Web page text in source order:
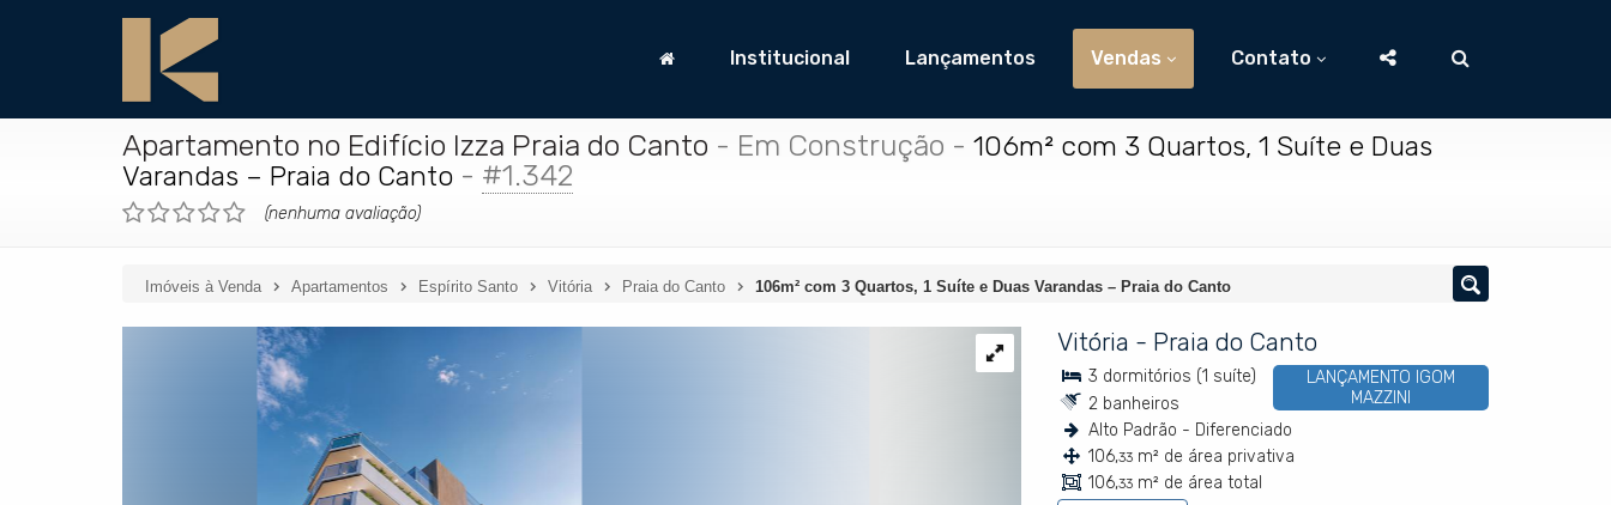
Institucional Lançamentos Vendas Contato
Apartamento no Edifício Izza Praia do Canto - Em Construção - 106m² com 3 Quartos, 1 Suíte e Duas
Varandas – Praia do Canto - #1.342
(nenhuma avaliação)
Imóveis à Venda Apartamentos Espírito Santo Vitória Praia do Canto 106m² com 3 Quartos, 1 Suíte e Duas Varandas – Praia do Canto
Vitória - Praia do Canto
LANÇAMENTO IGOM
MAZZINI
3 dormitórios (1 suíte)
2 banheiros
Alto Padrão - Diferenciado
106,33 m² de área privativa
106,33 m² de área total